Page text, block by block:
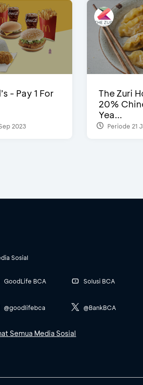
- Pay 1 For
2023
The Zuri
20%
Yea...
Periode 21
Sosial
GoodLife BCA
@goodlifebca
Solusi BCA
@BankBCA
Semua Media Sosial